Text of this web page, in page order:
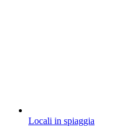
Locali in spiaggia